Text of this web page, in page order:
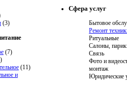
(3)
(7)
(11)
и
Сфера услуг
Бытовое
Ремонт
Ритуальные
Салоны,
Связь
Фото и
монтаж
Юридические